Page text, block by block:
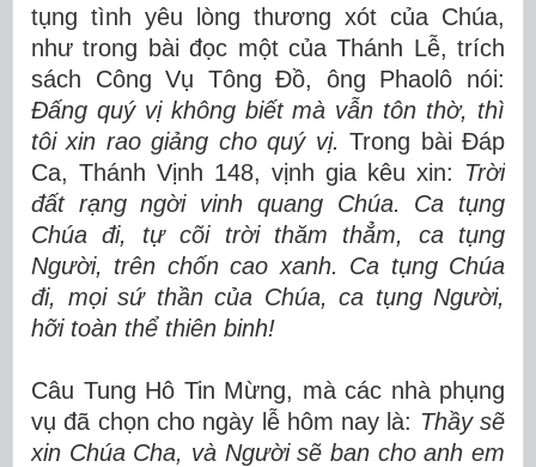
tụng tình yêu lòng thương xót của Chúa,
như trong bài đọc một của Thánh Lễ, trích
sách Công Vụ Tông Đồ, ông Phaolô nói:
Đấng quý vị không biết mà vẫn tôn thờ, thì
tôi xin rao giảng cho quý vị.Trong bài Đáp
Ca, Thánh Vịnh 148, vịnh gia kêu xin: Trời
đất rạng ngời vinh quang Chúa. Ca tụng
Chúa đi, tự cõi trời thăm thẳm, ca tụng
Người, trên chốn cao xanh. Ca tụng Chúa
đi, mọi sứ thần của Chúa, ca tụng Người,
hỡi toàn thể thiên binh!
Câu Tung Hô Tin Mừng, mà các nhà phụng
vụ đã chọn cho ngày lễ hôm nay là: Thầy sẽ
xin Chúa Cha, và Người sẽ ban cho anh em